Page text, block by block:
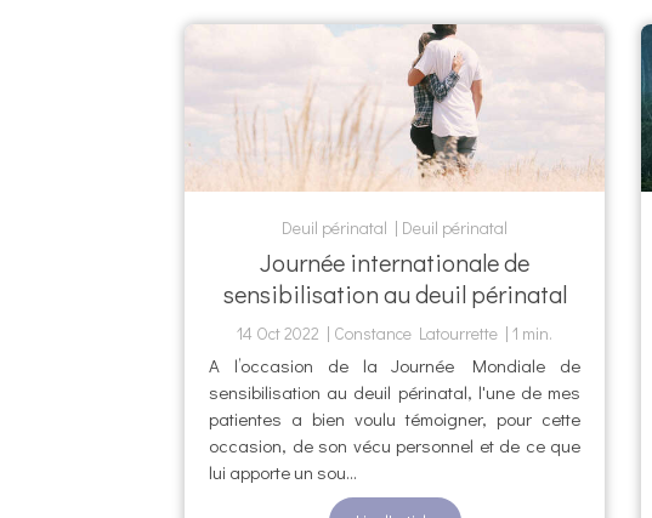
Deuil périnatal Deuil périnatal
Journée internationale de
sensibilisation au deuil périnatal
14 Oct 2022 Constance Latourrette 1 min.
A l’occasion de la Journée Mondiale de
sensibilisation au deuil périnatal, l'une de mes
patientes a bien voulu témoigner, pour cette
occasion, de son vécu personnel et de ce que
lui apporte un sou...